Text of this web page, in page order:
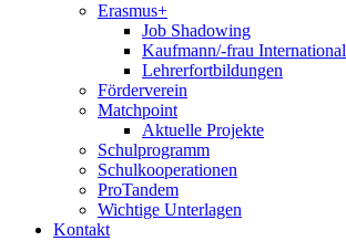
Erasmus+
Job Shadowing
Kaufmann/-frau International
Lehrerfortbildungen
Förderverein
Matchpoint
Aktuelle Projekte
Schulprogramm
Schulkooperationen
ProTandem
Wichtige Unterlagen
Kontakt